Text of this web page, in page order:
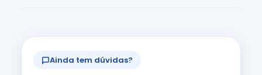
Ainda tem dúvidas?